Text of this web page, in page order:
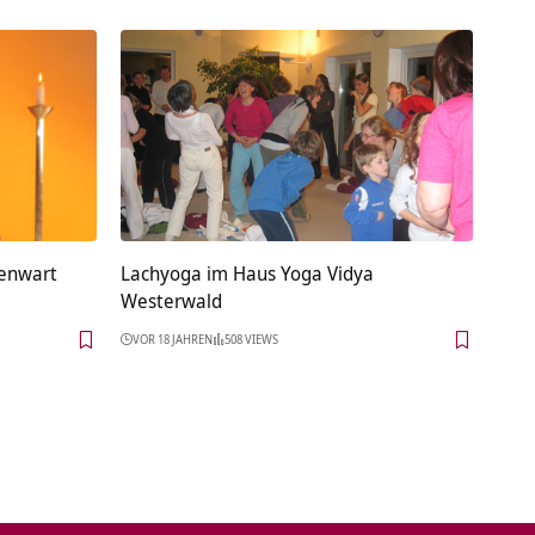
Lachyoga im Haus Yoga Vidya
Westerwald
VOR 18 JAHREN 508 VIEWS